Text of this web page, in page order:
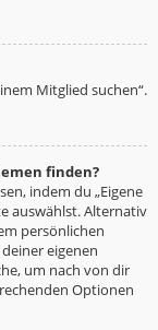
Mitglied suchen“.
finden?
indem du „Eigene
auswählst. Alternativ
persönlichen
eigenen
um nach von dir
Optionen